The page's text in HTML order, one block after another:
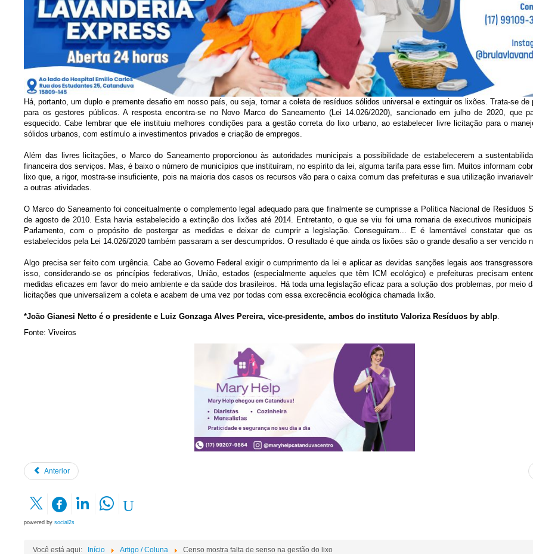
Há, portanto, um duplo e premente desafio em nosso país, ou seja, tornar a coleta de resíduos sólidos universal e extinguir os lixões. Trata-se de
para os gestores públicos. A resposta encontra-se no Novo Marco do Saneamento (Lei 14.026/2020), sancionado em julho de 2020, que
esquecido. Cabe lembrar que ele instituiu melhores condições para a gestão correta do lixo urbano, ao estabelecer livre licitação para o
sólidos urbanos, com estímulo a investimentos privados e criação de empregos.
Além das livres licitações, o Marco do Saneamento proporcionou às autoridades municipais a possibilidade de estabelecerem a
financeira dos serviços. Mas, é baixo o número de municípios que instituíram, no espírito da lei, alguma tarifa para esse fim. Muitos informam
lixo que, a rigor, mostra-se insuficiente, pois na maioria dos casos os recursos vão para o caixa comum das prefeituras e sua utilização
a outras atividades.
O Marco do Saneamento foi conceitualmente o complemento legal adequado para que finalmente se cumprisse a Política Nacional de Resíduos
de agosto de 2010. Esta havia estabelecido a extinção dos lixões até 2014. Entretanto, o que se viu foi uma romaria de executivos
Parlamento, com o propósito de postergar as medidas e deixar de cumprir a legislação. Conseguiram... E é lamentável constatar que
estabelecidos pela Lei 14.026/2020 também passaram a ser descumpridos. O resultado é que ainda os lixões são o grande desafio a ser vencido
Algo precisa ser feito com urgência. Cabe ao Governo Federal exigir o cumprimento da lei e aplicar as devidas sanções legais aos
isso, considerando-se os princípios federativos, União, estados (especialmente aqueles que têm ICM ecológico) e prefeituras precisam
medidas eficazes em favor do meio ambiente e da saúde dos brasileiros. Há toda uma legislação eficaz para a solução dos problemas, por meio
licitações que universalizem a coleta e acabem de uma vez por todas com essa excrecência ecológica chamada lixão.
*João Gianesi Netto é o presidente e Luiz Gonzaga Alves Pereira, vice-presidente, ambos do instituto Valoriza Resíduos by ablp.
Fonte: Viveiros
Anterior
powered by social2s
Você está aqui: Início Artigo / Coluna Censo mostra falta de senso na gestão do lixo